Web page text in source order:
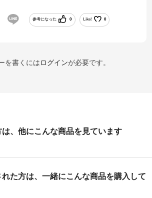
参考になった 0 Like! 0
を書くにはログインが必要です。
、他にこんな商品を見ています
た方は、一緒にこんな商品を購入して